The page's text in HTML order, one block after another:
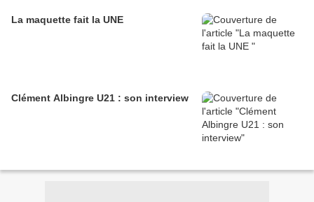
La maquette fait la UNE
Clément Albingre U21 : son interview